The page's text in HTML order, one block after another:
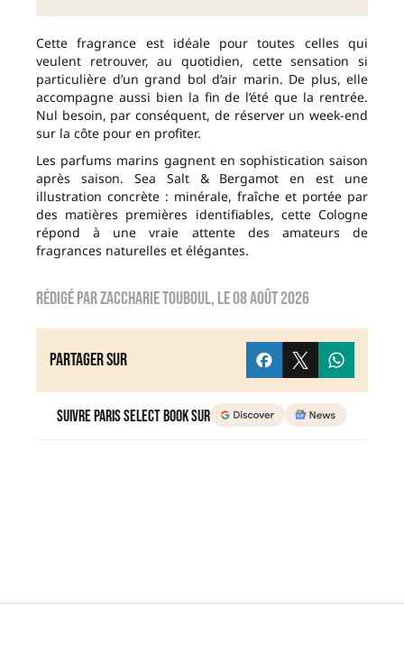
Cette fragrance est idéale pour toutes celles qui
veulent retrouver, au quotidien, cette sensation si
particulière d’un grand bol d’air marin. De plus, elle
accompagne aussi bien la fin de l’été que la rentrée.
Nul besoin, par conséquent, de réserver un week-end
sur la côte pour en profiter.
Les parfums marins gagnent en sophistication saison
après saison. Sea Salt & Bergamot en est une
illustration concrète : minérale, fraîche et portée par
des matières premières identifiables, cette Cologne
répond à une vraie attente des amateurs de
fragrances naturelles et élégantes.
Rédigé parzaccharie touboul, le08 août 2026
Partager sur
Suivre Paris Select Book sur